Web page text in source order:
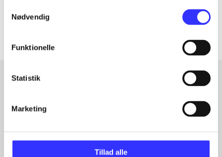
Nødvendig
Funktionelle
Statistik
Marketing
Tillad alle
Artiklerne i
Fra